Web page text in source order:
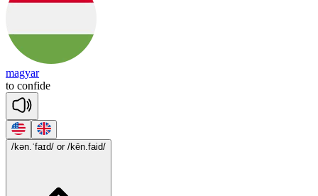
magyar
to confide
/kən.ˈfaɪd/ or /kēn.faid/